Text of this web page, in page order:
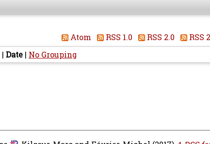
Atom RSS 1.0 RSS 2.0
RSS
| Date | No Grouping